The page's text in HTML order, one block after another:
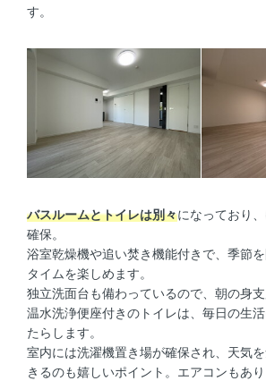
す。
バスルームとトイレは別々になっており
確保。
浴室乾燥機や追い焚き機能付きで、季節
タイムを楽しめます。
独立洗面台も備わっているので、朝の身支
温水洗浄便座付きのトイレは、毎日の生
たらします。
室内には洗濯機置き場が確保され、天気
きるのも嬉しいポイント。エアコンもあ